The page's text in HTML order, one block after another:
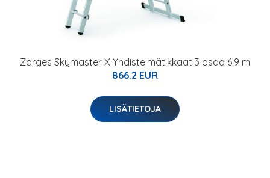
Zarges Skymaster X Yhdistelmätikkaat 3 osaa 6.9 m
866.2 EUR
LISÄTIETOJA